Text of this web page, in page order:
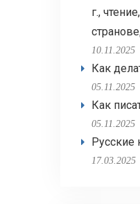
г.,
10.11.2025
Как
05.11.2025
Как
05.11.2025
Русские
17.03.2025